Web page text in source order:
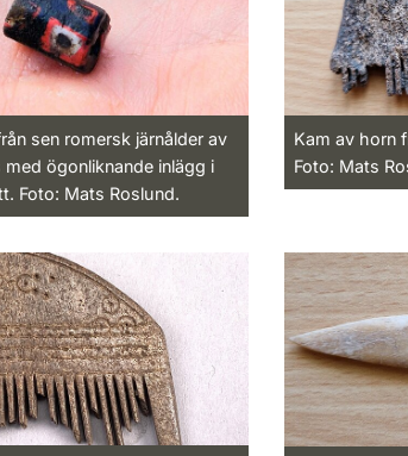
sen romersk järnålder av
ögonliknande inlägg i
Foto: Mats Roslund.
Kam av horn
Foto: Mats